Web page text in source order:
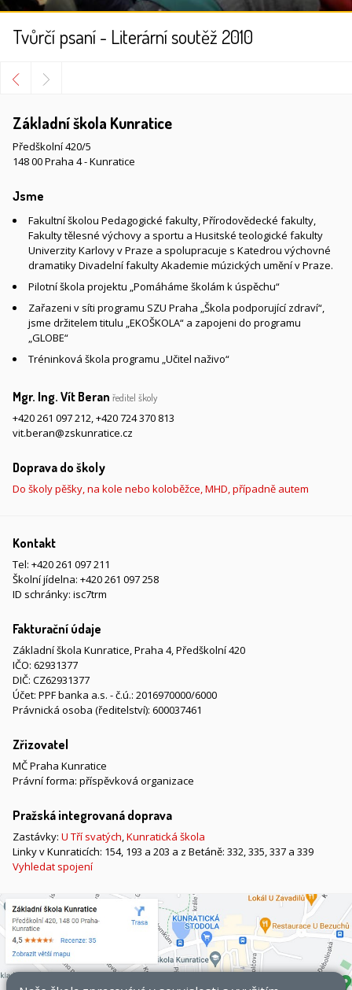
Tvůrčí psaní - Literární soutěž 2010
Základní škola Kunratice
Předškolní 420/5
148 00 Praha 4 - Kunratice
Jsme
Fakultní školou Pedagogické fakulty, Přírodovědecké fakulty,
Fakulty tělesné výchovy a sportu a Husitské teologické fakulty
Univerzity Karlovy v Praze a spolupracuje s Katedrou výchovné
dramatiky Divadelní fakulty Akademie múzických umění v Praze.
Pilotní škola projektu „Pomáháme školám k úspěchu“
Zařazeni v síti programu SZU Praha „Škola podporující zdraví“,
jsme držitelem titulu „EKOŠKOLA“ a zapojeni do programu
„GLOBE“
Tréninková škola programu „Učitel naživo“
Mgr. Ing. Vít Beran ředitel školy
+420 261 097 212,+420 724 370 813
vit.beran@zskunratice.cz
Doprava do školy
Do školy pěšky, na kole nebo koloběžce, MHD, případně autem
Kontakt
Tel: +420 261 097 211
Školní jídelna: +420 261 097 258
ID schránky: isc7trm
Fakturační údaje
Základní škola Kunratice, Praha 4, Předškolní 420
IČO: 62931377
DIČ: CZ62931377
Účet: PPF banka a.s. - č.ú.: 2016970000/6000
Právnická osoba (ředitelství): 600037461
Zřizovatel
MČ Praha Kunratice
Právní forma: příspěvková organizace
Pražská integrovaná doprava
Zastávky: U Tří svatých,Kunratická škola
Linky v Kunraticích: 154, 193 a 203 a z Betáně: 332, 335, 337 a 339
Vyhledat spojení